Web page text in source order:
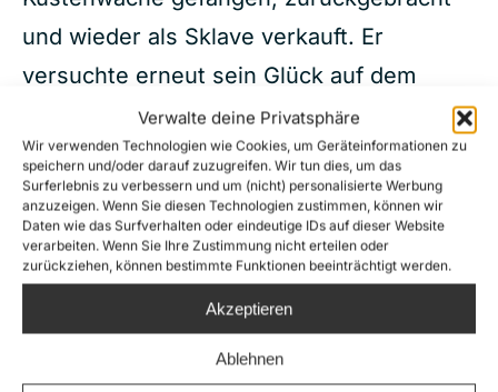
Verwalte deine Privatsphäre
Wir verwenden Technologien wie Cookies, um Geräteinformationen zu
speichern und/oder darauf zuzugreifen. Wir tun dies, um das
Surferlebnis zu verbessern und um (nicht) personalisierte Werbung
anzuzeigen. Wenn Sie diesen Technologien zustimmen, können wir
Daten wie das Surfverhalten oder eindeutige IDs auf dieser Website
verarbeiten. Wenn Sie Ihre Zustimmung nicht erteilen oder
zurückziehen, können bestimmte Funktionen beeinträchtigt werden.
Akzeptieren
Ablehnen
und wieder als Sklave verkauft. Er
versuchte erneut sein Glück auf dem
Meer. Wieder erwischt, wurde er ins
Gefängnis zurückgebracht und erneut
verkauft. Dreimal wurde er als Sklave
gehandelt.
Das nächste Mal, als er es versuchte,
schaffte er es bis er ein Schnellboot
kommen hörte. Er hörte wie es durch die